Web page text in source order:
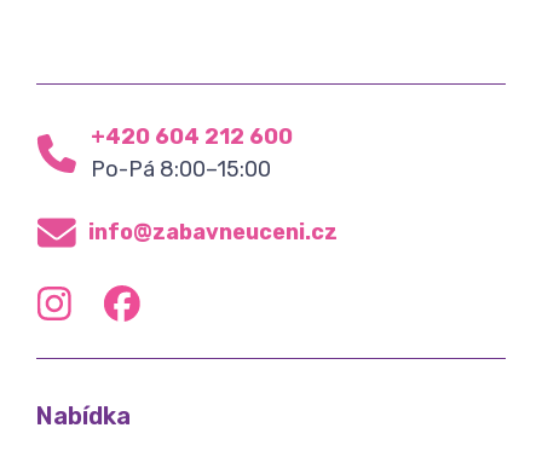
+420 604 212 600
Po-Pá 8:00–15:00
info@zabavneuceni.cz
Nabídka